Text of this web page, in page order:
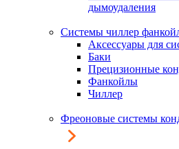
дымоудаления
Системы чиллер
Аксессуары для
Баки
Прецизионные
Фанкойлы
Чиллер
Фреоновые системы